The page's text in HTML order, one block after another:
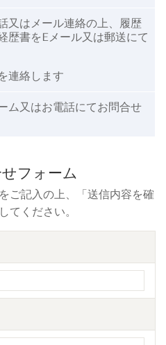
又はメール連絡の上、履歴
歴書をEメール又は郵送にて
連絡します
ム又はお電話にてお問合せ
フォーム
ご記入の上、「送信内容を確
てください。